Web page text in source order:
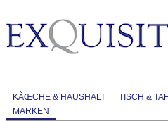
KÃŒCHE & HAUSHALT TISCH &
MARKEN